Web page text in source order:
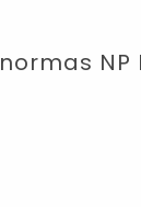
NP